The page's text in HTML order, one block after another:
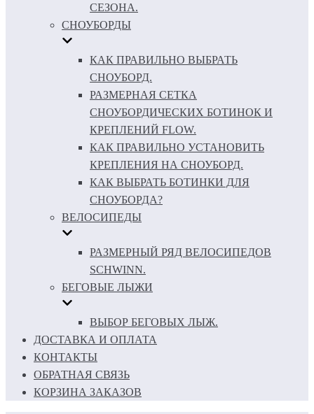
СЕЗОНА.
СНОУБОРДЫ
КАК ПРАВИЛЬНО ВЫБРАТЬ
СНОУБОРД.
РАЗМЕРНАЯ СЕТКА
СНОУБОРДИЧЕСКИХ БОТИНОК И
КРЕПЛЕНИЙ FLOW.
КАК ПРАВИЛЬНО УСТАНОВИТЬ
КРЕПЛЕНИЯ НА СНОУБОРД.
КАК ВЫБРАТЬ БОТИНКИ ДЛЯ
СНОУБОРДА?
ВЕЛОСИПЕДЫ
РАЗМЕРНЫЙ РЯД ВЕЛОСИПЕДОВ
SCHWINN.
БЕГОВЫЕ ЛЫЖИ
ВЫБОР БЕГОВЫХ ЛЫЖ.
ДОСТАВКА И ОПЛАТА
КОНТАКТЫ
ОБРАТНАЯ СВЯЗЬ
КОРЗИНА ЗАКАЗОВ